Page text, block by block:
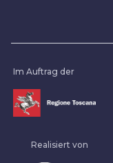
Im Auftrag der
Realisiert von